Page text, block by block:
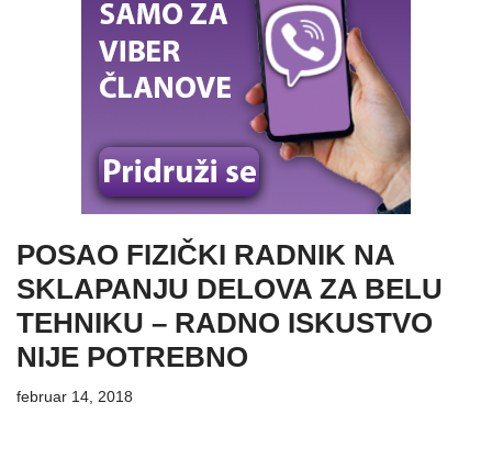
POSAO FIZIČKI RADNIK NA
SKLAPANJU DELOVA ZA BELU
TEHNIKU – RADNO ISKUSTVO
NIJE POTREBNO
februar 14, 2018